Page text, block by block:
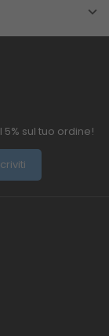
sul tuo ordine!